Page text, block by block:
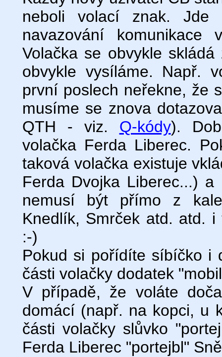
neboli volací znak.
navazování
Volačka se obvykle
obvykle vysíláme. Např.
první poslech neřekne, že
musíme se znova
QTH - viz. Q-kódy).
volačka Ferda Liberec.
taková volačka existuje
Ferda Dvojka Liberec...)
nemusí být přímo z
Knedlík, Smrček atd. atd.
:-)
Pokud si pořídíte síbíčko i
části volačky dodatek
V případě, že voláte
domácí (např. na kopci, u
části volačky slůvko
Ferda Liberec "portejbl"